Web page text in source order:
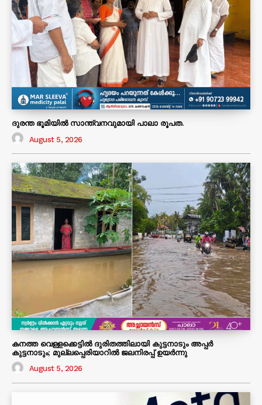
ദുരന്ത ഭൂമിയിൽ സാന്ത്വനവുമായി പാലാ രൂപത.
August 5, 2026
കനത്ത വെള്ളക്കെട്ടിൽ ദുരിതത്തിലായി കുട്ടനാടും അപ്പർ
കുട്ടനാടും; മുല്ലപ്പെരിയാറിൽ ജലനിരപ്പ് ഉയർന്നു
August 5, 2026